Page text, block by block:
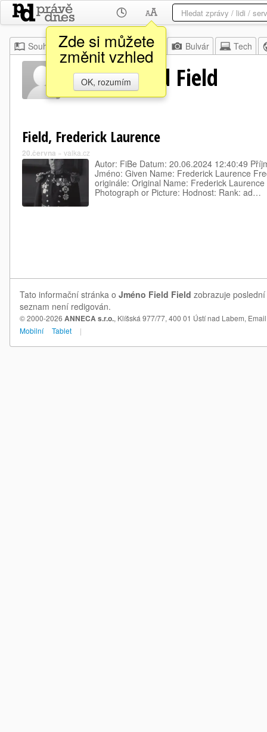
Zde si můžete
změnit vzhled
OK, rozumím
Souhrn Moje Z domova Bulvár Tech
Jméno Field Field
Field, Frederick Laurence
20.června » valka.cz
Autor: FiBe Datum: 20.06.2024 12:40:49
Jméno: Given Name: Frederick Laurence
originále: Original Name: Frederick
Photograph or Picture: Hodnost: Rank: ad…
Tato informační stránka o Jméno Field Field zobrazuje
seznam není redigován.
© 2000-2026 ANNECA s.r.o., Klíšská 977/77, 400 01 Ústí nad Labem,
Mobilní
Tablet |